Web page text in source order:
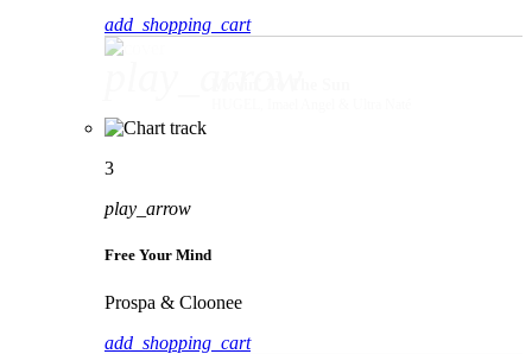
add_shopping_cart
3
play_arrow
Free Your Mind
Prospa & Cloonee
add_shopping_cart